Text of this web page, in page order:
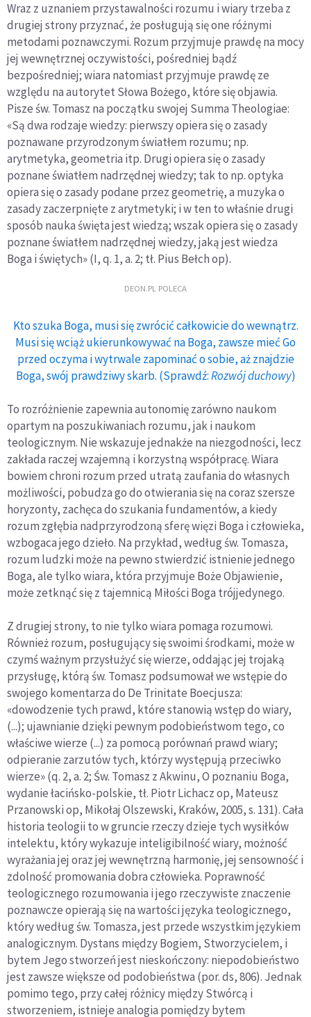
Wraz z uznaniem przystawalności rozumu i wiary trzeba z
drugiej strony przyznać, że posługują się one różnymi
metodami poznawczymi. Rozum przyjmuje prawdę na mocy
jej wewnętrznej oczywistości, pośredniej bądź
bezpośredniej; wiara natomiast przyjmuje prawdę ze
względu na autorytet Słowa Bożego, które się objawia.
Pisze św. Tomasz na początku swojej Summa Theologiae:
«Są dwa rodzaje wiedzy: pierwszy opiera się o zasady
poznawane przyrodzonym światłem rozumu; np.
arytmetyka, geometria itp. Drugi opiera się o zasady
poznane światłem nadrzędnej wiedzy; tak to np. optyka
opiera się o zasady podane przez geometrię, a muzyka o
zasady zaczerpnięte z arytmetyki; i w ten to właśnie drugi
sposób nauka święta jest wiedzą; wszak opiera się o zasady
poznane światłem nadrzędnej wiedzy, jaką jest wiedza
Boga i świętych» (I, q. 1, a. 2; tł. Pius Bełch op).
DEON.PL POLECA
Kto szuka Boga, musi się zwrócić całkowicie do wewnątrz.
Musi się wciąż ukierunkowywać na Boga, zawsze mieć Go
przed oczyma i wytrwale zapominać o sobie, aż znajdzie
Boga, swój prawdziwy skarb. (Sprawdź:Rozwój duchowy)
To rozróżnienie zapewnia autonomię zarówno naukom
opartym na poszukiwaniach rozumu, jak i naukom
teologicznym. Nie wskazuje jednakże na niezgodności, lecz
zakłada raczej wzajemną i korzystną współpracę. Wiara
bowiem chroni rozum przed utratą zaufania do własnych
możliwości, pobudza go do otwierania się na coraz szersze
horyzonty, zachęca do szukania fundamentów, a kiedy
rozum zgłębia nadprzyrodzoną sferę więzi Boga i człowieka,
wzbogaca jego dzieło. Na przykład, według św. Tomasza,
rozum ludzki może na pewno stwierdzić istnienie jednego
Boga, ale tylko wiara, która przyjmuje Boże Objawienie,
może zetknąć się z tajemnicą Miłości Boga trójjedynego.
Z drugiej strony, to nie tylko wiara pomaga rozumowi.
Również rozum, posługujący się swoimi środkami, może w
czymś ważnym przysłużyć się wierze, oddając jej trojaką
przysługę, którą św. Tomasz podsumował we wstępie do
swojego komentarza do De Trinitate Boecjusza:
«dowodzenie tych prawd, które stanowią wstęp do wiary,
(...); ujawnianie dzięki pewnym podobieństwom tego, co
właściwe wierze (...) za pomocą porównań prawd wiary;
odpieranie zarzutów tych, którzy występują przeciwko
wierze» (q. 2, a. 2; Św. Tomasz z Akwinu, O poznaniu Boga,
wydanie łacińsko-polskie, tł. Piotr Lichacz op, Mateusz
Przanowski op, Mikołaj Olszewski, Kraków, 2005, s. 131). Cała
historia teologii to w gruncie rzeczy dzieje tych wysiłków
intelektu, który wykazuje inteligibilność wiary, możność
wyrażania jej oraz jej wewnętrzną harmonię, jej sensowność i
zdolność promowania dobra człowieka. Poprawność
teologicznego rozumowania i jego rzeczywiste znaczenie
poznawcze opierają się na wartości języka teologicznego,
który według św. Tomasza, jest przede wszystkim językiem
analogicznym. Dystans między Bogiem, Stworzycielem, i
bytem Jego stworzeń jest nieskończony: niepodobieństwo
jest zawsze większe od podobieństwa (por. ds, 806). Jednak
pomimo tego, przy całej różnicy między Stwórcą i
stworzeniem, istnieje analogia pomiędzy bytem